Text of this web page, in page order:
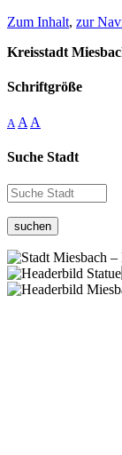
Zum Inhalt, zur
Kreisstadt
Schriftgröße
A A A
Suche Stadt
suchen